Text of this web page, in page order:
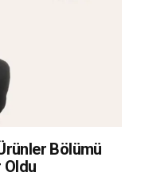
Bölümü
Oldu